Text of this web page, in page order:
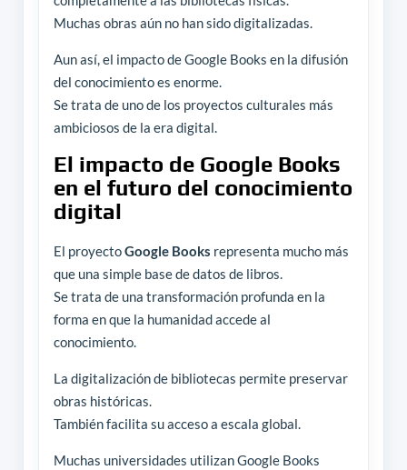
Muchas obras aún no han sido digitalizadas.
Aun así, el impacto de Google Books en la difusión
del conocimiento es enorme.
Se trata de uno de los proyectos culturales más
ambiciosos de la era digital.
El impacto de Google Books
en el futuro del conocimiento
digital
El proyectoGoogle Books representa mucho más
que una simple base de datos de libros.
Se trata de una transformación profunda en la
forma en que la humanidad accede al
conocimiento.
La digitalización de bibliotecas permite preservar
obras históricas.
También facilita su acceso a escala global.
Muchas universidades utilizan Google Books